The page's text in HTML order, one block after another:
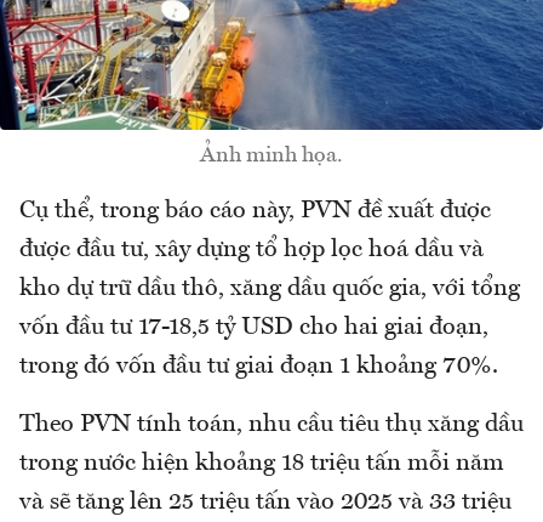
Ảnh minh họa.
Cụ thể, trong báo cáo này, PVN đề xuất được
được đầu tư, xây dựng tổ hợp lọc hoá dầu và
kho dự trữ dầu thô, xăng dầu quốc gia, với tổng
vốn đầu tư 17-18,5 tỷ USD cho hai giai đoạn,
trong đó vốn đầu tư giai đoạn 1 khoảng 70%.
Theo PVN tính toán, nhu cầu tiêu thụ xăng dầu
trong nước hiện khoảng 18 triệu tấn mỗi năm
và sẽ tăng lên 25 triệu tấn vào 2025 và 33 triệu